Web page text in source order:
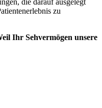
zu
Ihr Sehvermögen unsere